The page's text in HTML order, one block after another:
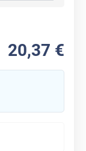
20,37 €